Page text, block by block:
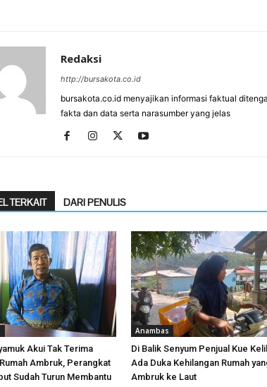
Redaksi
http://bursakota.co.id
bursakota.co.id menyajikan informasi faktual
fakta dan data serta narasumber yang jelas
TERKAIT DARI PENULIS
Akui Tak Terima
Ambruk, Perangkat
Sudah Turun Membantu
Anambas
Di Balik Senyum Penjual Kue
Ada Duka Kehilangan Rumah
Ambruk ke Laut